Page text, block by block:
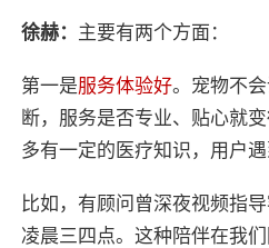
徐赫： 主要有两个方面：
第一是服务体验好。宠物不
断，服务是否专业、贴心就
多有一定的医疗知识，用户遇
比如，有顾问曾深夜视频指
凌晨三四点。这种陪伴在我们